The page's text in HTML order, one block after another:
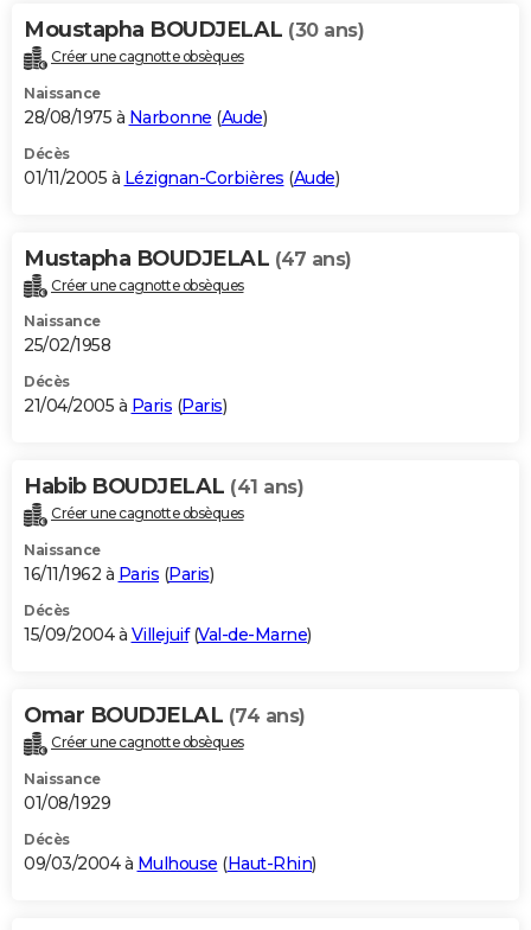
Moustapha BOUDJELAL (30 ans)
Créer une cagnotte obsèques
Naissance
28/08/1975 à Narbonne (Aude)
Décès
01/11/2005 à Lézignan-Corbières (Aude)
Mustapha BOUDJELAL (47 ans)
Créer une cagnotte obsèques
Naissance
25/02/1958
Décès
21/04/2005 à Paris (Paris)
Habib BOUDJELAL (41 ans)
Créer une cagnotte obsèques
Naissance
16/11/1962 à Paris (Paris)
Décès
15/09/2004 à Villejuif(Val-de-Marne)
Omar BOUDJELAL (74 ans)
Créer une cagnotte obsèques
Naissance
01/08/1929
Décès
09/03/2004 à Mulhouse (Haut-Rhin)